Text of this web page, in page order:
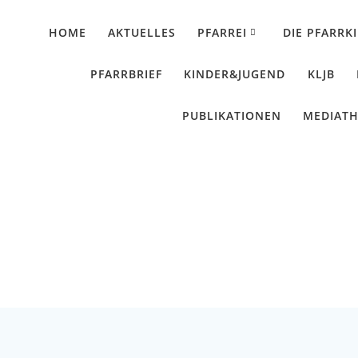
HOME AKTUELLES PFARREI DIE
PFARRBRIEF KINDER&JUGEND KLJB
PUBLIKATIONEN